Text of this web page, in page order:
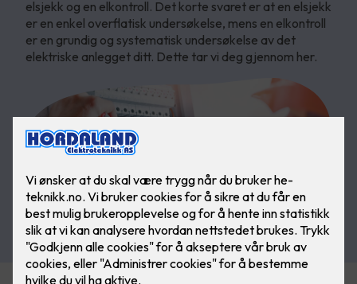
elsjekk og en elkontroll. Det korte svaret er at en elsjekk
er en enkel overflatisk undersøkelse, mens en elkontroll
er en grundig og systematisk undersøkelse av det
elektriske anlegget ditt. Dette tar vi deg gjennom her.